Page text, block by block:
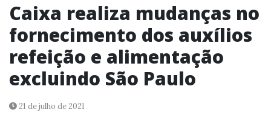
Caixa realiza mudanças no
fornecimento dos auxílios
refeição e alimentação
excluindo São Paulo
21 de julho de 2021